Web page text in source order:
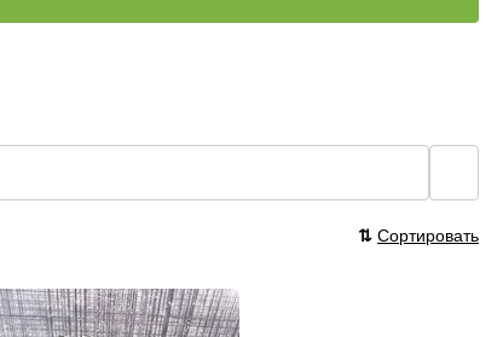
⇅ Сортировать